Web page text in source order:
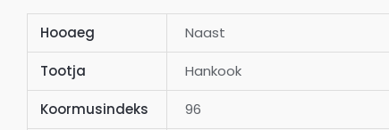
Hooaeg Naast
Tootja Hankook
Koormusindeks 96